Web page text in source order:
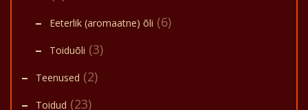
Eeterlik (aromaatne) õli (6)
Toiduõli (3)
Teenused (2)
Toidud (23)